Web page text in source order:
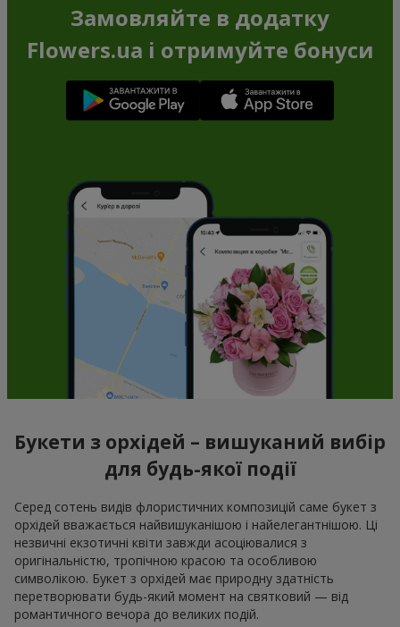
Замовляйте в додатку
Flowers.ua і отримуйте бонуси
Букети з орхідей – вишуканий вибір
для будь-якої події
Серед сотень видів флористичних композицій саме букет з
орхідей вважається найвишуканішою і найелегантнішою. Ці
незвичні екзотичні квіти завжди асоціювалися з
оригінальністю, тропічною красою та особливою
символікою. Букет з орхідей має природну здатність
перетворювати будь-який момент на святковий — від
романтичного вечора до великих подій.